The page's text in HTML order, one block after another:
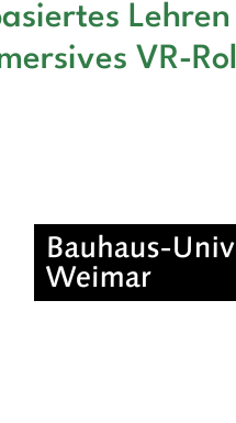
Lehren
VR-